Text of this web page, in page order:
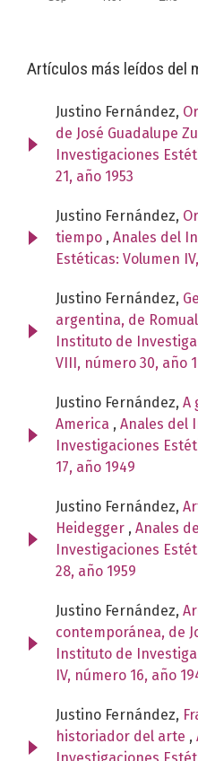
Artículos más leídos del
Justino Fernández,
de José Guadalupe
Investigaciones
21, año 1953
Justino Fernández,
tiempo , Anales del
Estéticas: Volumen
Justino Fernández,
argentina, de
Instituto de
VIII, número 30, año
Justino Fernández, A
America , Anales del
Investigaciones
17, año 1949
Justino Fernández,
Heidegger , Anales
Investigaciones
28, año 1959
Justino Fernández,
contemporánea, de
Instituto de
IV, número 16, año
Justino Fernández,
historiador del arte ,
Investigaciones